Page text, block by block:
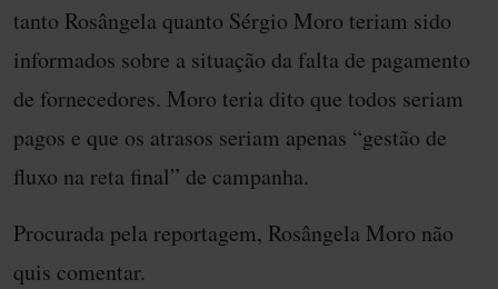
tanto Rosângela quanto Sérgio Moro teriam sido
informados sobre a situação da falta de pagamento
de fornecedores. Moro teria dito que todos seriam
pagos e que os atrasos seriam apenas “gestão de
fluxo na reta final” de campanha.
Procurada pela reportagem, Rosângela Moro não
quis comentar.